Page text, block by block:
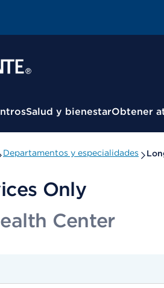
Salud y bienestarObtener
Departamentos y especialidades
Only
Center